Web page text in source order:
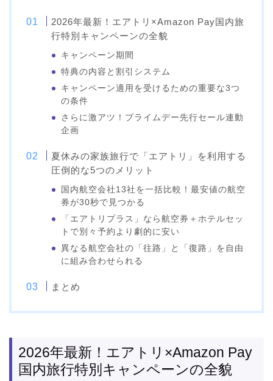
2026年最新！エアトリ×Amazon Pay国内旅
行特別キャンペーンの全貌
キャンペーン期間
特典の内容と割引システム
キャンペーン適用を受けるための重要な3つ
の条件
さらに激アツ！プライムデー先行セール連動
企画
夏休みの家族旅行で「エアトリ」を利用する
圧倒的な5つのメリット
国内航空会社13社を一括比較！最安値の航空
券が30秒で見つかる
「エアトリプラス」なら航空券＋ホテルセッ
トで別々予約より劇的に安い
異なる航空会社の「往路」と「復路」を自由
に組み合わせられる
まとめ
2026年最新！エアトリ×Amazon Pay
国内旅行特別キャンペーンの全貌